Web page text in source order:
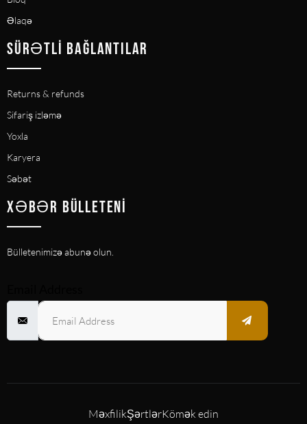
Əlaqə
SÜRƏTLI BAĞLANTILAR
Returns & refunds
Sifariş izləmə
Yoxla
Karyera
Səbət
XƏBƏR BÜLLETENI
Bülletenimizə abunə olun.
MəxfilikŞərtlərKömək edin